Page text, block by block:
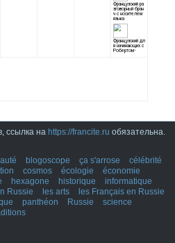
ссылка на https://francite.ru обязательна.
blogoscope ça s'arrose
célébrité
cosmos écologie
économie
hexagone historique
informatique
Russie les arts
les Français en Russie
panthéon Russie
science